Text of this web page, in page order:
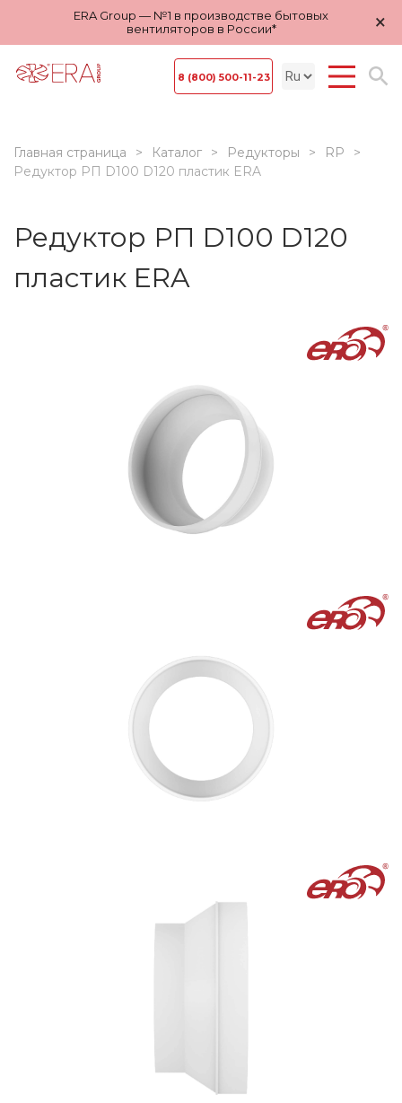
ERA Group — №1 в производстве бытовых
вентиляторов в России*
×
8 (800) 500-11-23
Главная страница Каталог Редукторы
RP
Редуктор РП D100 D120 пластик ERA
Редуктор РП D100 D120
пластик ERA